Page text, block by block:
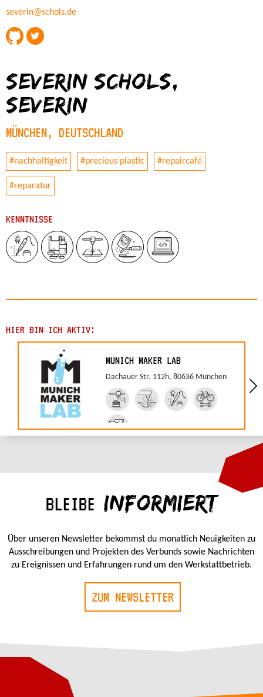
severin@schols.de
Severin Schols,
severin
MÜNCHEN, DEUTSCHLAND
#nachhaltigkeit #precious plastic #repaircafé
#reparatur
KENNTNISSE
HIER BIN ICH AKTIV:
MUNICH MAKER LAB
Dachauer Str. 112h, 80636 München
BLEIBE INFORMIERT
Über unseren Newsletter bekommst du monatlich Neuigkeiten zu
Ausschreibungen und Projekten des Verbunds sowie Nachrichten
zu Ereignissen und Erfahrungen rund um den Werkstattbetrieb.
ZUM NEWSLETTER